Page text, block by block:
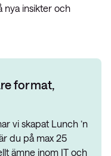
nya insikter och
format,
vi skapat Lunch ’n
du på max 25
ämne inom IT och